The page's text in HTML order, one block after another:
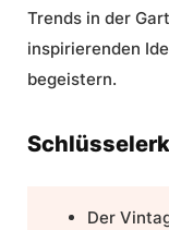
Trends in der
inspirierenden
begeistern.
Der